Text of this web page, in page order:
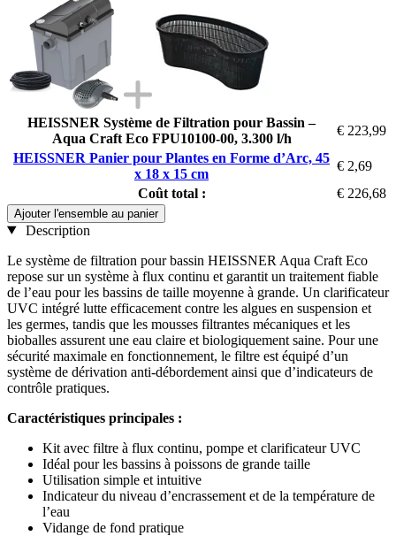
HEISSNER Système de Filtration pour Bassin –
Aqua Craft Eco FPU10100-00, 3.300 l/h
€ 223,99
HEISSNER Panier pour Plantes en Forme d’Arc, 45
x 18 x 15 cm
€ 2,69
Coût total :
€ 226,68
Ajouter l'ensemble au panier
Description
Le système de filtration pour bassin HEISSNER Aqua Craft Eco
repose sur un système à flux continu et garantit un traitement fiable
de l’eau pour les bassins de taille moyenne à grande. Un clarificateur
UVC intégré lutte efficacement contre les algues en suspension et
les germes, tandis que les mousses filtrantes mécaniques et les
bioballes assurent une eau claire et biologiquement saine. Pour une
sécurité maximale en fonctionnement, le filtre est équipé d’un
système de dérivation anti-débordement ainsi que d’indicateurs de
contrôle pratiques.
Caractéristiques principales :
Kit avec filtre à flux continu, pompe et clarificateur UVC
Idéal pour les bassins à poissons de grande taille
Utilisation simple et intuitive
Indicateur du niveau d’encrassement et de la température de
l’eau
Vidange de fond pratique